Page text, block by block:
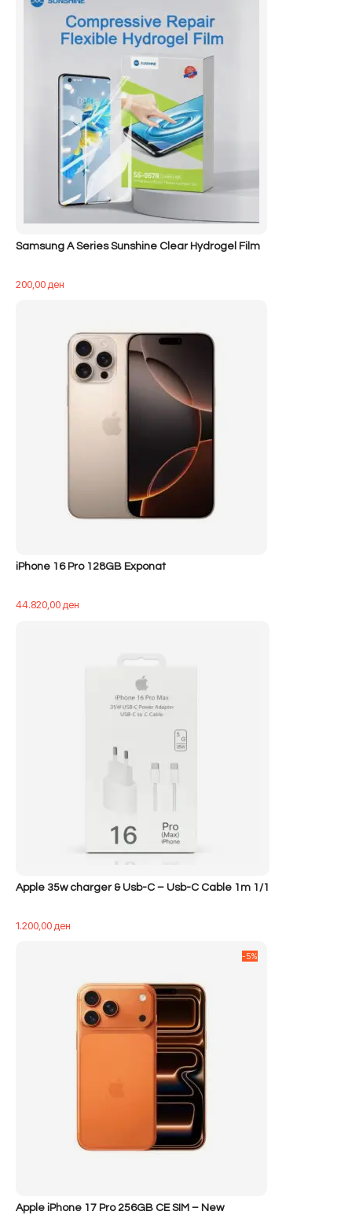
Samsung A Series Sunshine Clear Hydrogel Film
200,00ден
iPhone 16 Pro 128GB Exponat
44.820,00ден
Apple 35w charger & Usb-C – Usb-C Cable 1m 1/1
1.200,00ден
Apple iPhone 17 Pro 256GB CE SIM – New
-5%